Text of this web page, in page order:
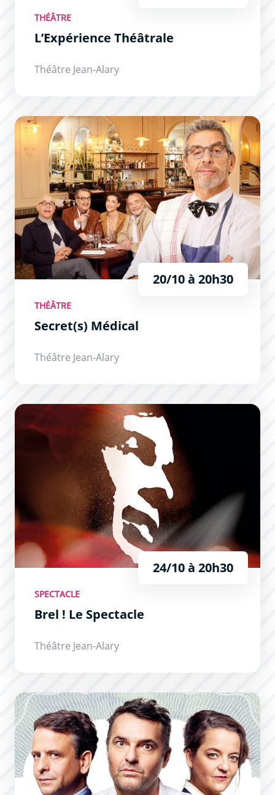
THÉÂTRE
L’Expérience Théâtrale
Théâtre Jean-Alary
Secret(s) Médical
20/10 à 20h30
THÉÂTRE
Secret(s) Médical
Théâtre Jean-Alary
Brel ! Le Spectacle
24/10 à 20h30
SPECTACLE
Brel ! Le Spectacle
Théâtre Jean-Alary
Cochons d’Inde